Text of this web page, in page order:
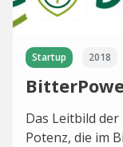
Startup 2018
Das Leitbild
Potenz, die im